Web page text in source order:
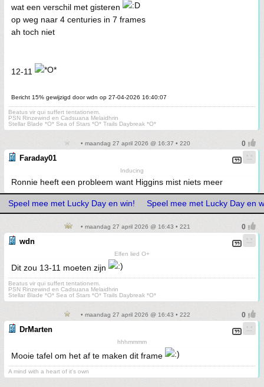
wat een verschil met gisteren
op weg naar 4 centuries in 7 frames
ah toch niet
12-11
Bericht 15% gewijzigd door wdn op 27-04-2026 16:40:07
Beatus vir qui suffert tentationem.
PSN Rinzewind en Cadsuana Melaidhrin
Stellar Blade *O* Sea of Stars *O* Trails Daybreak *O*
• maandag 27 april 2026 @ 16:37 • 220
Faraday01
Inducing
Ronnie heeft een probleem want Higgins mist niets meer
Speel mee met Lucky Day en win! Speel mee met Lucky Day en
• maandag 27 april 2026 @ 16:43 • 221
wdn
Elfen lied O+
Dit zou 13-11 moeten zijn
Beatus vir qui suffert tentationem.
PSN Rinzewind en Cadsuana Melaidhrin
Stellar Blade *O* Sea of Stars *O* Trails Daybreak *O*
• maandag 27 april 2026 @ 16:43 • 222
DrMarten
hhhmmmm
Mooie tafel om het af te maken dit frame
A mind with a heart of it's own